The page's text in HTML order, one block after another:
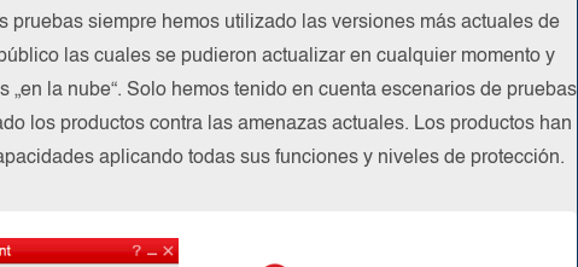
pruebas siempre hemos utilizado las versiones más actuales de
las cuales se pudieron actualizar en cualquier momento y
„en la nube“. Solo hemos tenido en cuenta escenarios de pruebas
los productos contra las amenazas actuales. Los productos han
aplicando todas sus funciones y niveles de protección.